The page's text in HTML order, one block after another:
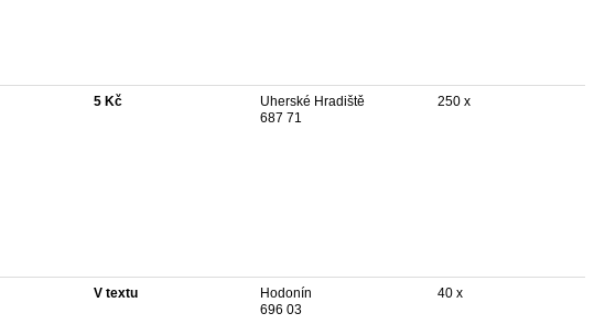
5 Kč
Uherské Hradiště
687 71
250 x
V textu
Hodonín
696 03
40 x